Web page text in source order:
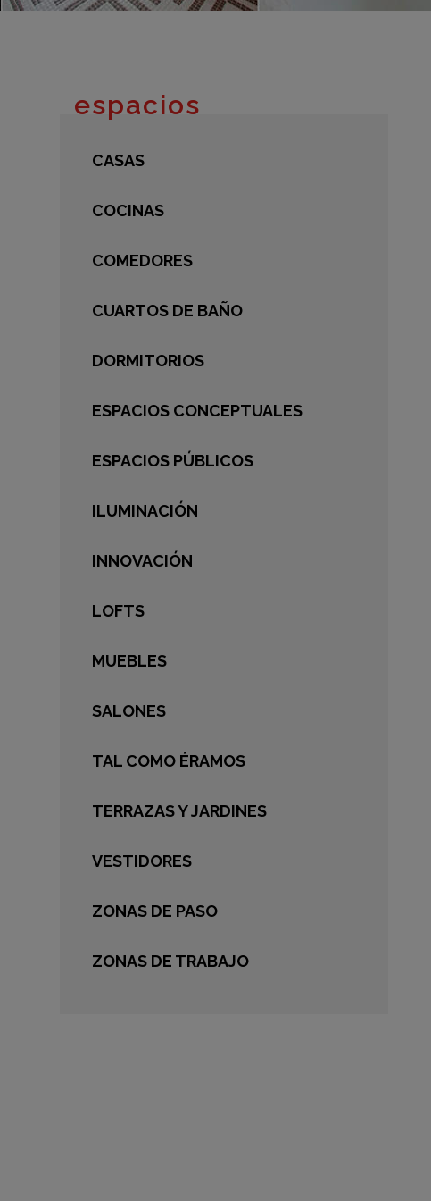
espacios
CASAS
COCINAS
COMEDORES
CUARTOS DE BAÑO
DORMITORIOS
ESPACIOS CONCEPTUALES
ESPACIOS PÚBLICOS
ILUMINACIÓN
INNOVACIÓN
LOFTS
MUEBLES
SALONES
TAL COMO ÉRAMOS
TERRAZAS Y JARDINES
VESTIDORES
ZONAS DE PASO
ZONAS DE TRABAJO